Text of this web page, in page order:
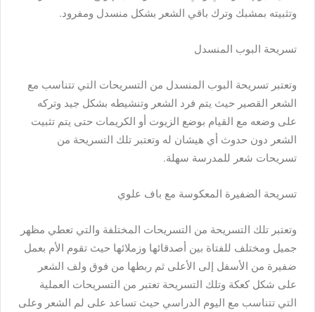
وتثبيته بمشبك وترك باقي الشعر بشكل منسدل ومفرود.
تسريحة البوب المنسدل
وتعتبر تسريحة البوب المنسدل من التسريحات التي تتناسب مع
الشعر القصير حيث يتم فرد الشعر وتنشيطه بشكل جيد وتركه
على وضعه مع القيام بوضع الزيوت أو الكريمات حتى يتم تثبيت
الشعر دون حدوث أي هيشان له وتعتبر تلك التسريحة من
تسريحات شعر للمدرسة سهلة.
تسريحة الضفيرة المعكوسة مع باف علوي
وتعتبر تلك التسريحة من التسريحات المختلفة والتي تعطي مظهر
جميل ومختلف للفتاة بين أصدقائها وزملائها حيث تقوم الأم بعمل
ضفيرة من الأسفل إلى الأعلى ثم ربطها من فوق ولف الشعر
على شكل كعكة وتلك التسريحة تعتبر من التسريحات العملية
التي تتناسب مع اليوم الدراسي حيث تساعد على لم الشعر وعلى